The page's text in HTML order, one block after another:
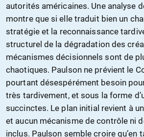
autorités américaines. Une analyse
montre que si elle traduit bien un
stratégie et la reconnaissance
structurel de la dégradation des
mécanismes décisionnels sont de
chaotiques. Paulson ne prévient le
pourtant désespérément besoin
très tardivement, et sous la forme
succinctes. Le plan initial revient à
et aucun mécanisme de contrôle ni
inclus. Paulson semble croire qu’en